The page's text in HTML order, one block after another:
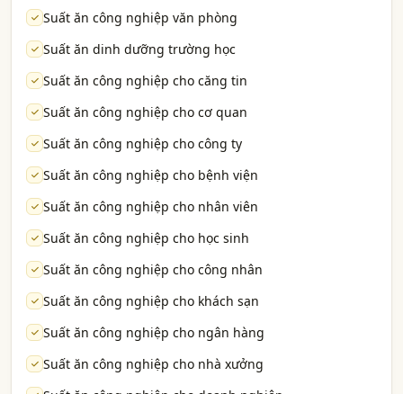
Suất ăn công nghiệp văn phòng
Suất ăn dinh dưỡng trường học
Suất ăn công nghiệp cho căng tin
Suất ăn công nghiệp cho cơ quan
Suất ăn công nghiệp cho công ty
Suất ăn công nghiệp cho bệnh viện
Suất ăn công nghiệp cho nhân viên
Suất ăn công nghiệp cho học sinh
Suất ăn công nghiệp cho công nhân
Suất ăn công nghiệp cho khách sạn
Suất ăn công nghiệp cho ngân hàng
Suất ăn công nghiệp cho nhà xưởng